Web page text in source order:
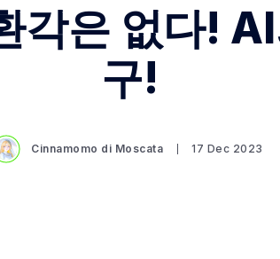
각은 없다!
구!
Cinnamomo di Moscata 17 Dec 2023